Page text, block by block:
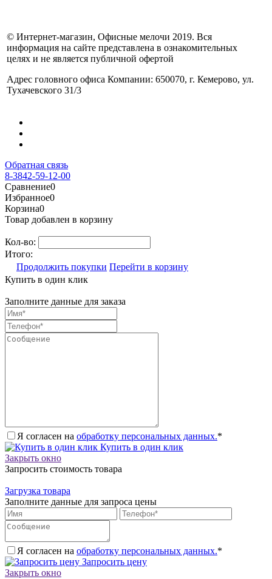
© Интернет-магазин, Офисные мелочи 2019. Вся
информация на сайте представлена в ознакомительных
целях и не является публичной офертой
Адрес головного офиса Компании: 650070, г. Кемерово, ул.
Тухачевского 31/3
Обратная связь
8-3842-59-12-00
Сравнение0
Избранное0
Корзина0
Товар добавлен в корзину
Кол-во:
Итого:
Продолжить покупки Перейти в корзину
Купить в один клик
Заполните данные для заказа
Я согласен на обработку персональных данных.*
Купить в один клик
Закрыть окно
Запросить стоимость товара
Загрузка товара
Заполните данные для запроса цены
Я согласен на обработку персональных данных.*
Запросить цену
Закрыть окно